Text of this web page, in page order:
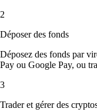
2
Déposer des fonds
Déposez des fonds par
Pay ou Google Pay, ou
3
Trader et gérer des